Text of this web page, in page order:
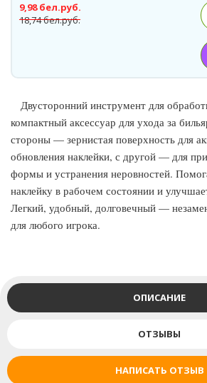
18,74 бел.руб.
9,98 бел.руб.
Двусторонний инструмент для
компактный аксессуар для ухода за
стороны — зернистая поверхность для
обновления наклейки, с другой — для
формы и устранения неровностей.
наклейку в рабочем состоянии и
Легкий, удобный, долговечный —
для любого игрока.
ОПИСАНИЕ
ОТЗЫВЫ
НАПИСАТЬ ОТЗЫВ